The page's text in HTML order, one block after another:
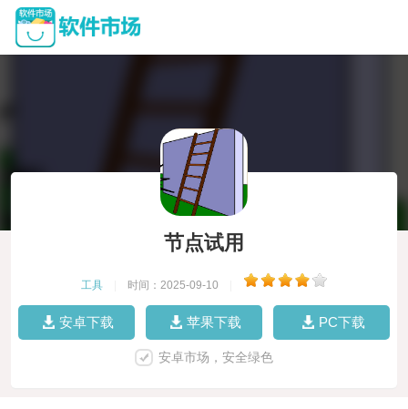
节点试用
工具 时间：2025-09-10
安卓下载 苹果下载 PC下载
安卓市场，安全绿色